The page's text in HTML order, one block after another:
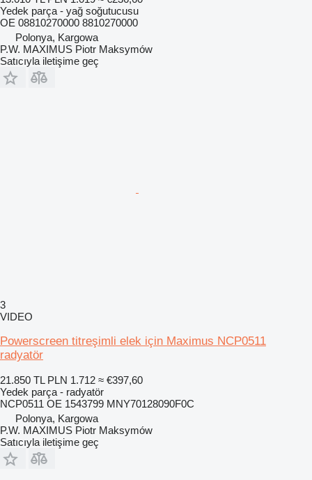
Yedek parça - yağ soğutucusu
OE 08810270000 8810270000
Polonya, Kargowa
P.W. MAXIMUS Piotr Maksymów
Satıcıyla iletişime geç
3
VIDEO
Powerscreen titreşimli elek için Maximus NCP0511
radyatör
21.850 TL PLN 1.712 ≈ €397,60
Yedek parça - radyatör
NCP0511 OE 1543799 MNY70128090F0C
Polonya, Kargowa
P.W. MAXIMUS Piotr Maksymów
Satıcıyla iletişime geç